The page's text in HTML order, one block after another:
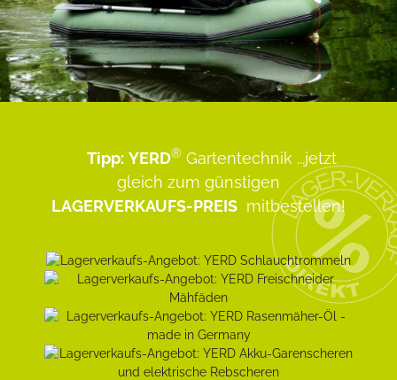
Tipp: YERD® Gartentechnik ...jetzt
gleich zum günstigen
LAGERVERKAUFS-PREIS mitbestellen!